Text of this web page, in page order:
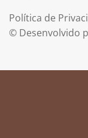
Política de
© Desenvolvido